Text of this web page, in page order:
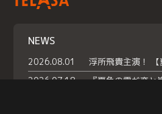
NEWS
2026.08.01
2026.07.18